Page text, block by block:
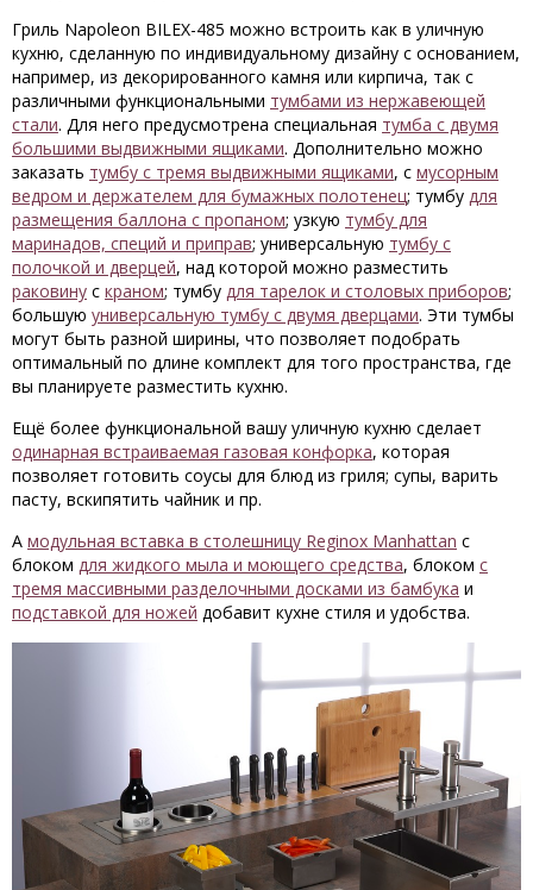
Гриль Napoleon BILEX-485 можно встроить как в уличную
кухню, сделанную по индивидуальному дизайну с основанием,
например, из декорированного камня или кирпича, так с
различными функциональными тумбами из нержавеющей
стали. Для него предусмотрена специальная тумба с двумя
большими выдвижными ящиками. Дополнительно можно
заказать тумбу с тремя выдвижными ящиками, с мусорным
ведром и держателем для бумажных полотенец; тумбу для
размещения баллона с пропаном; узкую тумбу для
маринадов, специй и приправ; универсальную тумбу с
полочкой и дверцей, над которой можно разместить
раковину с краном; тумбу для тарелок и столовых приборов;
большую универсальную тумбу с двумя дверцами. Эти тумбы
могут быть разной ширины, что позволяет подобрать
оптимальный по длине комплект для того пространства, где
вы планируете разместить кухню.
Ещё более функциональной вашу уличную кухню сделает
одинарная встраиваемая газовая конфорка, которая
позволяет готовить соусы для блюд из гриля; супы, варить
пасту, вскипятить чайник и пр.
А модульная вставка в столешницу Reginox Manhattan с
блоком для жидкого мыла и моющего средства, блоком с
тремя массивными разделочными досками из бамбука и
подставкой для ножей добавит кухне стиля и удобства.